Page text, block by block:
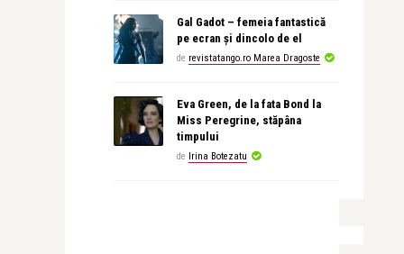
Gal Gadot – femeia fantastică
pe ecran și dincolo de el
de revistatango.ro Marea Dragoste
Eva Green, de la fata Bond la
Miss Peregrine, stăpâna
timpului
de Irina Botezatu